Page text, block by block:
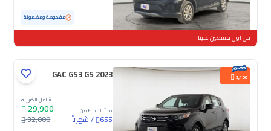
مستعملة 102,495 كم مفحوصة ومضمونة
خل اول قسطين علينا
2,100
GAC GS3 GS 2023
يبدأ القسط من
655
/شهرياً
شامل الضريبة
29,900
32,000